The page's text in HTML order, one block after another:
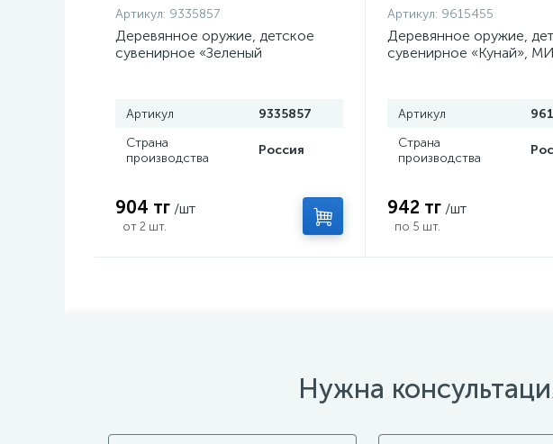
Артикул: 9335857
Деревянное оружие, детское
сувенирное «Зеленый
Артикул
9335857
Страна
производства
Россия
904 тг /шт
от 2 шт.
Артикул: 9615455
Деревянное оружие,
сувенирное «Кунай»,
Артикул
Страна
производства
942 тг /шт
по 5 шт.
Нужна